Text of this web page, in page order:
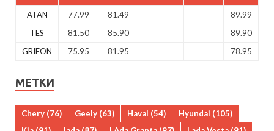
ATAN 77.99 81.49
89.99
TES
81.50 85.90
89.90
GRIFON
75.95 81.95 78.95
МЕТКИ
Chery (76) Geely (63) Haval (54) Hyundai (105)